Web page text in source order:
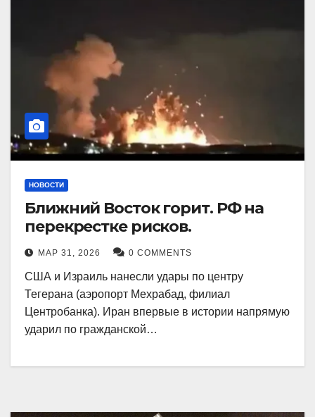
НОВОСТИ
Ближний Восток горит. РФ на
перекрестке рисков.
МАР 31, 2026 0 COMMENTS
США и Израиль нанесли удары по центру
Тегерана (аэропорт Мехрабад, филиал
Центробанка). Иран впервые в истории напрямую
ударил по гражданской…